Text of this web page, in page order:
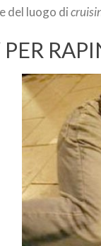
del luogo di